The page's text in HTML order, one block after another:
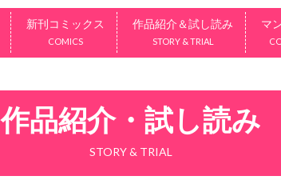
新刊コミックス
COMICS
作品紹介＆試し読み
STORY & TRIAL
マ
作品紹介・試し読み
STORY & TRIAL